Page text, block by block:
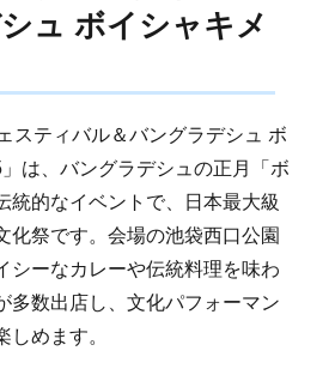
ュ ボイシャキメ
スティバル＆バングラデシュ ボ
は、バングラデシュの正月「ボ
統的なイベントで、日本最大級
化祭です。会場の池袋西口公園
シーなカレーや伝統料理を味わ
多数出店し、文化パフォーマン
しめます。